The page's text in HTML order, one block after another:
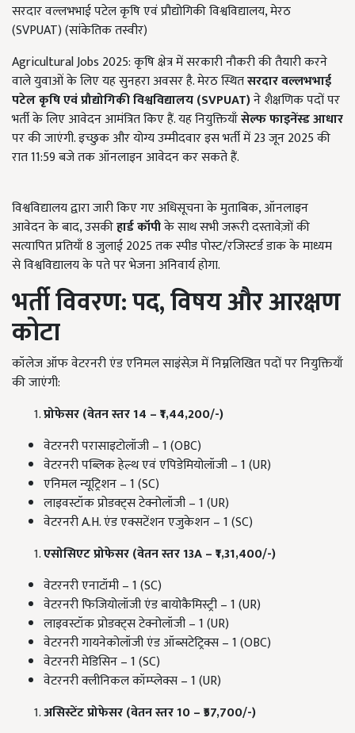
सरदार वल्लभभाई पटेल कृषि एवं प्रौद्योगिकी विश्वविद्यालय, मेरठ
(SVPUAT) (सांकेतिक तस्वीर)
Agricultural Jobs 2025: कृषि क्षेत्र में सरकारी नौकरी की तैयारी करने
वाले युवाओं के लिए यह सुनहरा अवसर है. मेरठ स्थितसरदार वल्लभभाई
पटेल कृषि एवं प्रौद्योगिकी विश्वविद्यालय (SVPUAT)ने शैक्षणिक पदों पर
भर्ती के लिए आवेदन आमंत्रित किए हैं. यह नियुक्तियाँसेल्फ फाइनेंस्ड आधार
पर की जाएंगी. इच्छुक और योग्य उम्मीदवार इस भर्ती में 23 जून 2025 की
रात 11:59 बजे तक ऑनलाइन आवेदन कर सकते हैं.
विश्वविद्यालय द्वारा जारी किए गए अधिसूचना के मुताबिक, ऑनलाइन
आवेदन के बाद, उसकीहार्ड कॉपीके साथ सभी जरूरी दस्तावेज़ों की
सत्यापित प्रतियाँ 8 जुलाई 2025 तक स्पीड पोस्ट/रजिस्टर्ड डाक के माध्यम
से विश्वविद्यालय के पते पर भेजना अनिवार्य होगा.
भर्ती विवरण: पद,विषय और आरक्षण
कोटा
कॉलेज ऑफ वेटरनरी एंड एनिमल साइंसेज़ में निम्नलिखित पदों पर नियुक्तियाँ
की जाएंगी:
प्रोफेसर (वेतन स्तर 14 – ₹1,44,200/-)
वेटरनरी परासाइटोलॉजी – 1 (OBC)
वेटरनरी पब्लिक हेल्थ एवं एपिडेमियोलॉजी – 1 (UR)
एनिमल न्यूट्रिशन – 1 (SC)
लाइवस्टॉक प्रोडक्ट्स टेक्नोलॉजी – 1 (UR)
वेटरनरी A.H. एंड एक्सटेंशन एजुकेशन – 1 (SC)
एसोसिएट प्रोफेसर (वेतन स्तर 13A – ₹1,31,400/-)
वेटरनरी एनाटॉमी – 1 (SC)
वेटरनरी फिजियोलॉजी एंड बायोकैमिस्ट्री – 1 (UR)
लाइवस्टॉक प्रोडक्ट्स टेक्नोलॉजी – 1 (UR)
वेटरनरी गायनेकोलॉजी एंड ऑब्सटेट्रिक्स – 1 (OBC)
वेटरनरी मेडिसिन – 1 (SC)
वेटरनरी क्लीनिकल कॉम्प्लेक्स – 1 (UR)
असिस्टेंट प्रोफेसर (वेतन स्तर 10 – ₹57,700/-)